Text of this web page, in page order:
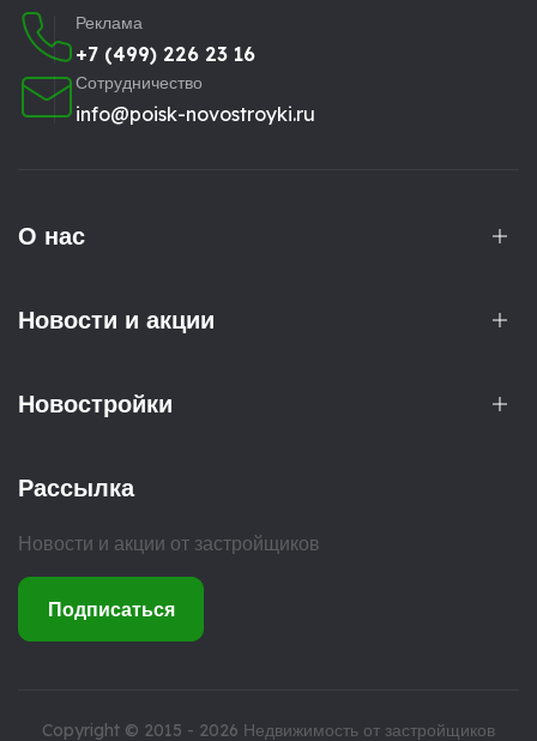
Реклама
+7 (499) 226 23 16
Сотрудничество
info@poisk-novostroyki.ru
О нас
Новости и акции
Новостройки
Рассылка
Новости и акции от застройщиков
Подписаться
Copyright © 2015 - 2026 Недвижимость от застройщиков